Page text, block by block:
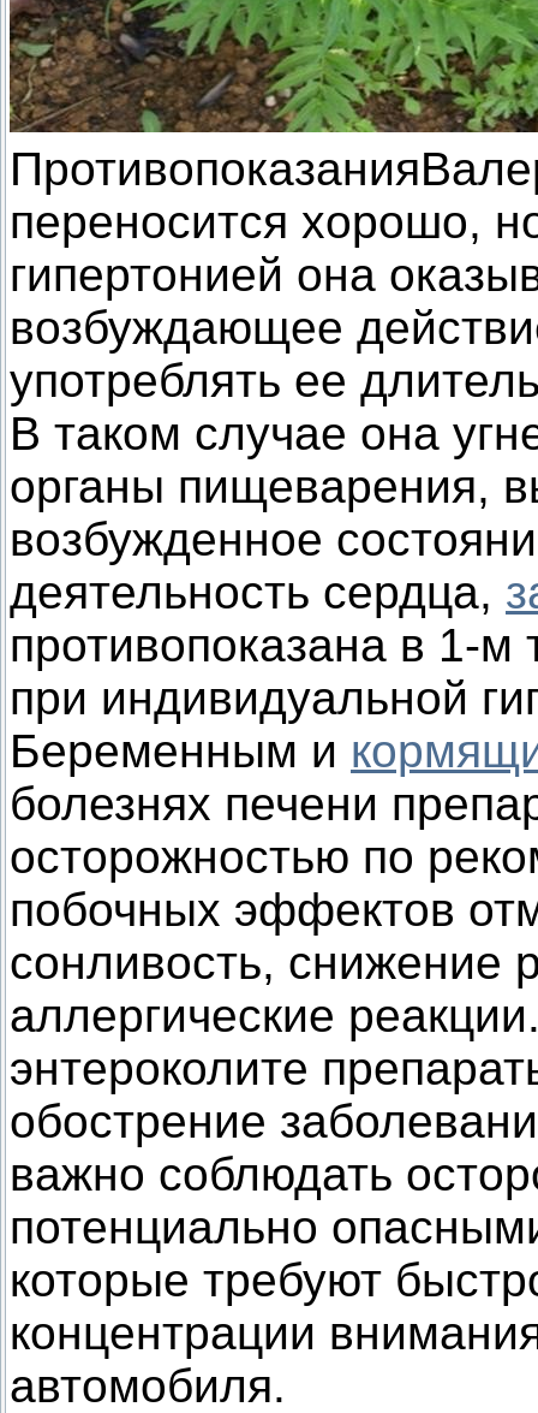
переносится хорошо,
гипертонией она
возбуждающее
употреблять ее
В таком случае она
органы пищеварения,
возбужденное
деятельность сердца,
противопоказана в 1-
при индивидуальной
Беременным и
болезнях печени
осторожностью по
побочных эффектов
сонливость, снижение
аллергические
энтероколите
обострение
важно соблюдать
потенциально
которые требуют
концентрации
автомобиля.